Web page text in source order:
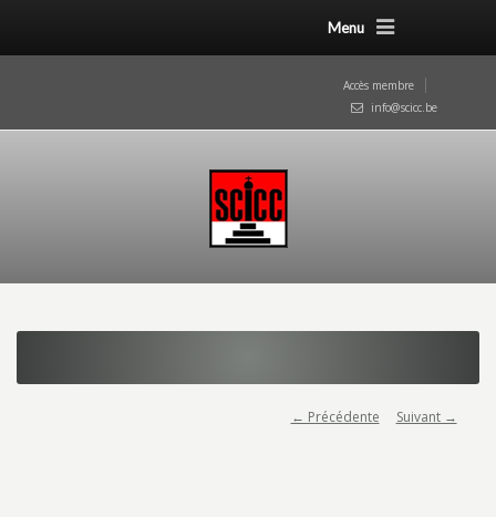
Menu
Accès membre
info@scicc.be
← Précédente Suivant →